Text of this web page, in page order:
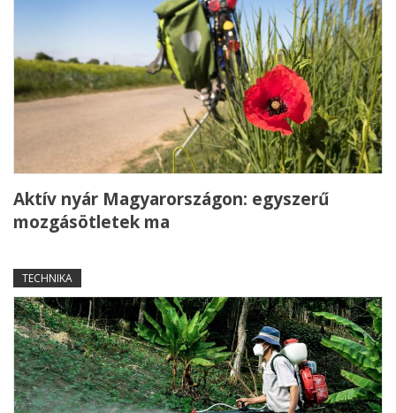
Aktív nyár Magyarországon: egyszerű
mozgásötletek ma
TECHNIKA